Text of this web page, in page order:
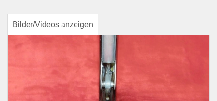
Bilder/Videos anzeigen